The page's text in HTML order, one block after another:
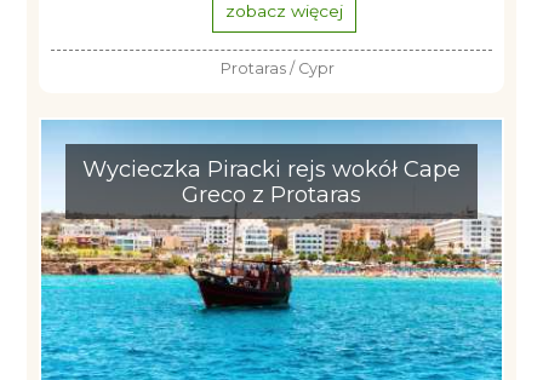
zobacz więcej
Protaras / Cypr
Wycieczka Piracki rejs wokół Cape
Greco z Protaras